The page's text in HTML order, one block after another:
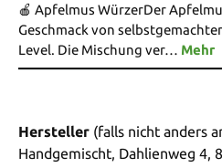
🍎 Apfelmus WürzerDer
Geschmack von
Level. Die Mischung ver… Mehr
Hersteller (falls nicht anders
Handgemischt, Dahlienweg 4,